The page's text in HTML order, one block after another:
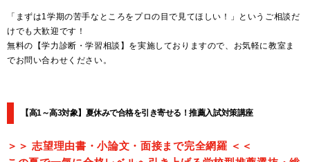
「まずは1学期の苦手なところをプロの目で見てほしい！」というご相談だ
けでも大歓迎です！
無料の【学力診断・学習相談】を実施しておりますので、お気軽に教室ま
でお問い合わせください。
【高1～高3対象】夏休みで合格を引き寄せる！推薦入試対策講座
＞＞ 志望理由書・小論文・面接まで完全網羅 ＜＜